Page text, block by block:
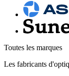
Toutes les marques
Les fabricants